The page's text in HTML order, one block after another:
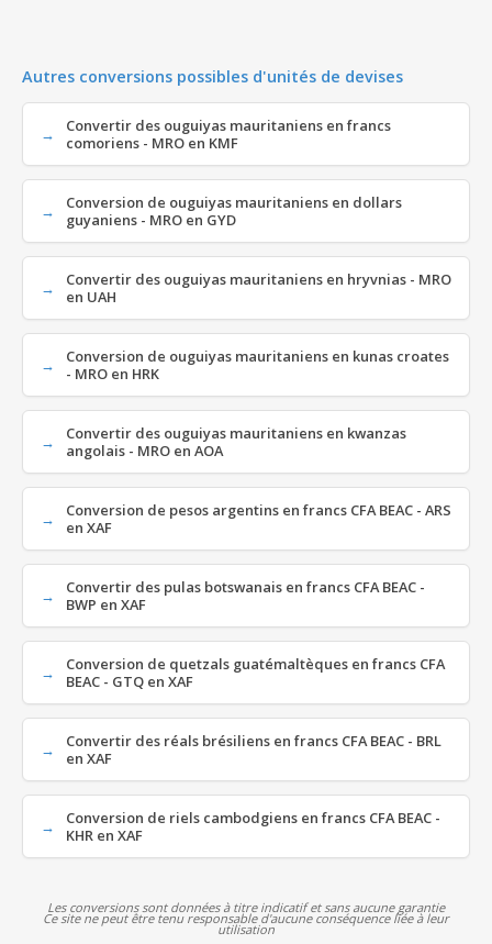
Autres conversions possibles d'unités de devises
Convertir des ouguiyas mauritaniens en francs
comoriens - MRO en KMF
Conversion de ouguiyas mauritaniens en dollars
guyaniens - MRO en GYD
Convertir des ouguiyas mauritaniens en hryvnias - MRO
en UAH
Conversion de ouguiyas mauritaniens en kunas croates
- MRO en HRK
Convertir des ouguiyas mauritaniens en kwanzas
angolais - MRO en AOA
Conversion de pesos argentins en francs CFA BEAC - ARS
en XAF
Convertir des pulas botswanais en francs CFA BEAC -
BWP en XAF
Conversion de quetzals guatémaltèques en francs CFA
BEAC - GTQ en XAF
Convertir des réals brésiliens en francs CFA BEAC - BRL
en XAF
Conversion de riels cambodgiens en francs CFA BEAC -
KHR en XAF
Les conversions sont données à titre indicatif et sans aucune garantie
Ce site ne peut être tenu responsable d'aucune conséquence liée à leur
utilisation